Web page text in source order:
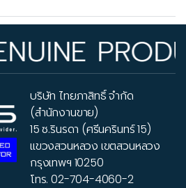
บริษัท ไทยภาสิทธิ์ จำกัด
(สำนักงานขาย)
15 ซ.รินรดา (ศรีนครินทร์ 15)
แขวงสวนหลวง เขตสวนหลวง
กรุงเทพฯ 10250
โทร.02-704-4060-2